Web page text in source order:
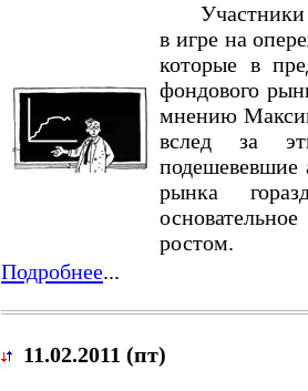
Участники
в игре на
которые в
фондового
мнению
вслед за
подешевевшие
рынка
ростом.
Подробнее...
11.02.2011 (пт)